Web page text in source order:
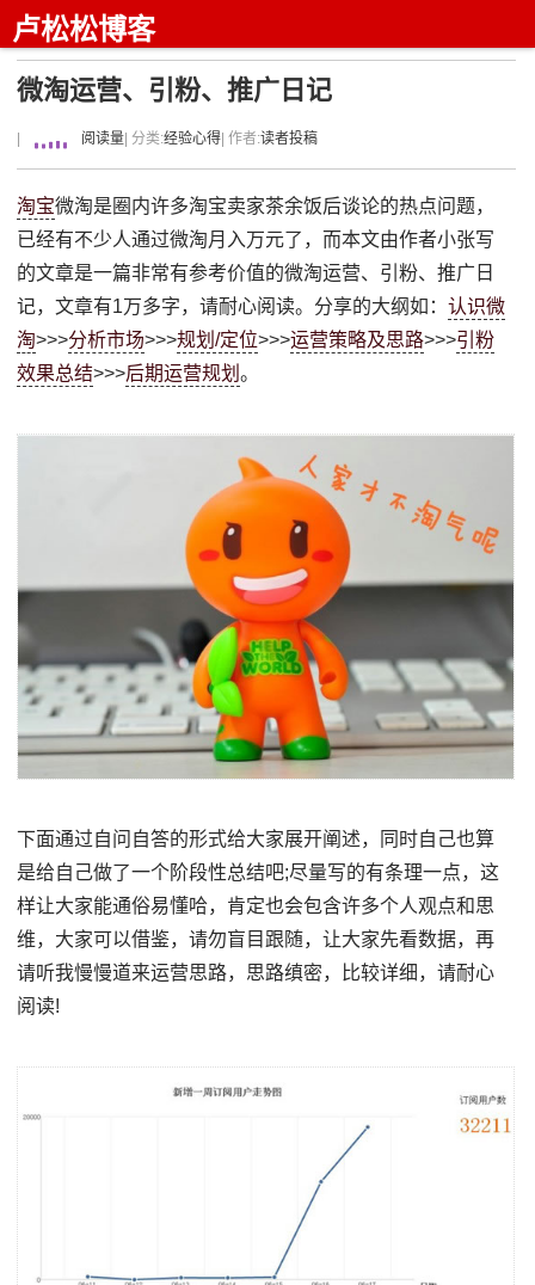
卢松松博客
微淘运营、引粉、推广日记
阅读量 | 分类:经验心得 | 作者:读者投稿
淘宝微淘是圈内许多淘宝卖家茶余饭后谈论的热点问题，
已经有不少人通过微淘月入万元了，而本文由作者小张写
的文章是一篇非常有参考价值的微淘运营、引粉、推广日
记，文章有1万多字，请耐心阅读。分享的大纲如：认识微
淘>>>分析市场>>>规划/定位>>>运营策略及思路>>>引粉
效果总结>>>后期运营规划。
下面通过自问自答的形式给大家展开阐述，同时自己也算
是给自己做了一个阶段性总结吧;尽量写的有条理一点，这
样让大家能通俗易懂哈，肯定也会包含许多个人观点和思
维，大家可以借鉴，请勿盲目跟随，让大家先看数据，再
请听我慢慢道来运营思路，思路缜密，比较详细，请耐心
阅读!